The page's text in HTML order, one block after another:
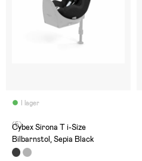
I lager
(5)
Cybex Sirona T i-Size
Bilbarnstol, Sepia Black